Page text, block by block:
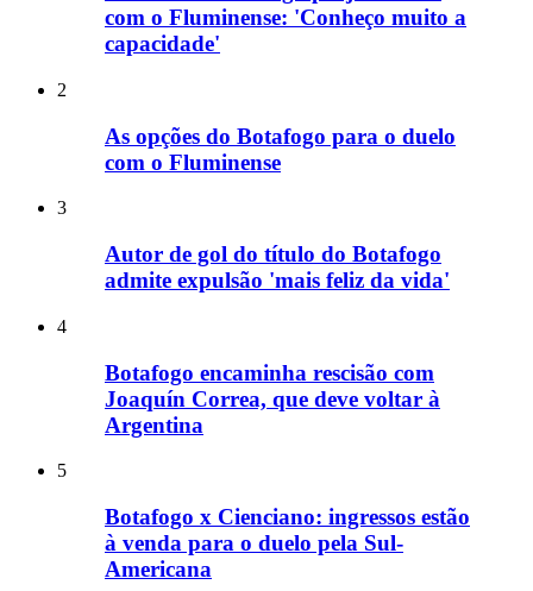
com o Fluminense: 'Conheço muito a
capacidade'
2
As opções do Botafogo para o duelo
com o Fluminense
3
Autor de gol do título do Botafogo
admite expulsão 'mais feliz da vida'
4
Botafogo encaminha rescisão com
Joaquín Correa, que deve voltar à
Argentina
5
Botafogo x Cienciano: ingressos estão
à venda para o duelo pela Sul-
Americana